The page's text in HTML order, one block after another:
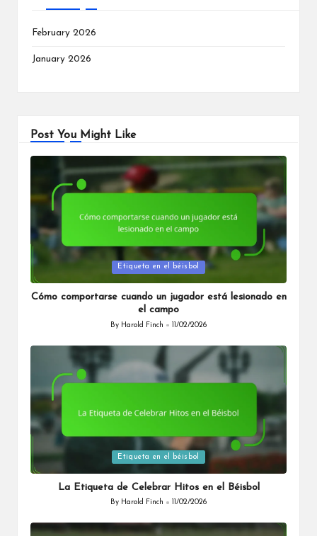
February 2026
January 2026
Post You Might Like
in
Etiqueta en el béisbol
Cómo comportarse cuando un jugador está lesionado en
el campo
Posted
By Harold Finch 11/02/2026
Posted
in
Etiqueta en el béisbol
La Etiqueta de Celebrar Hitos en el Béisbol
Posted
By Harold Finch 11/02/2026